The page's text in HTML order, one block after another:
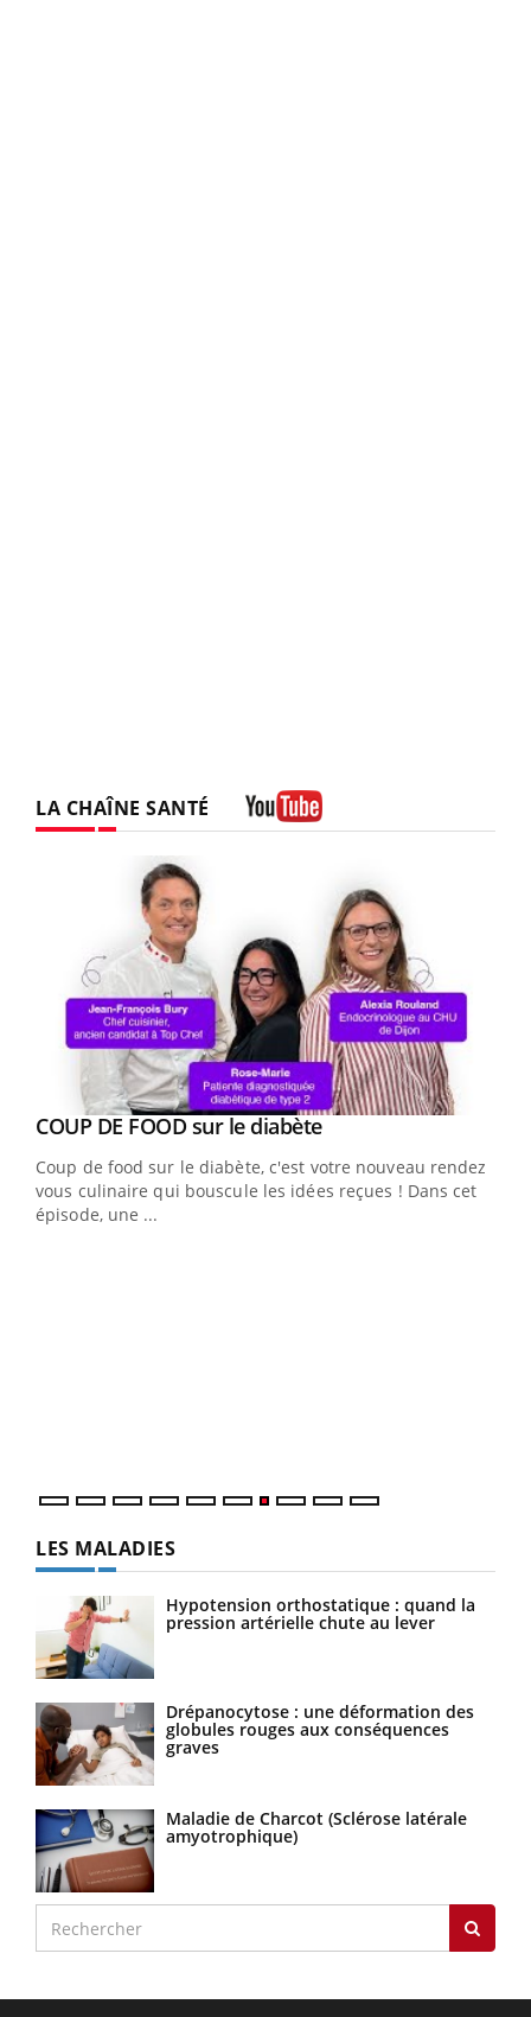
LA CHAÎNE SANTÉ
Youtube
COUP DE FOOD sur le diabèteYoutube
Coup de food sur le diabète, c'est votre nouveau rendez-
vous culinaire qui bouscule les idées reçues ! Dans cet
épisode, une ...
LES MALADIES
Hypotension orthostatique : quand la
pression artérielle chute au lever
Drépanocytose : une déformation des
globules rouges aux conséquences
graves
Maladie de Charcot (Sclérose latérale
amyotrophique)